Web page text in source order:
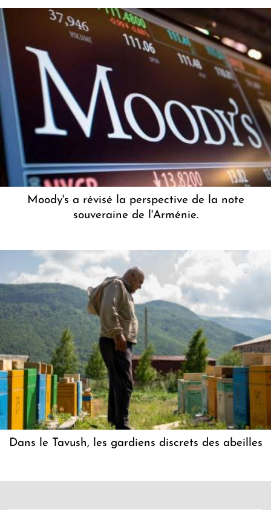
Moody's a révisé la perspective de la note
souveraine de l'Arménie.
Dans le Tavush, les gardiens discrets des abeilles